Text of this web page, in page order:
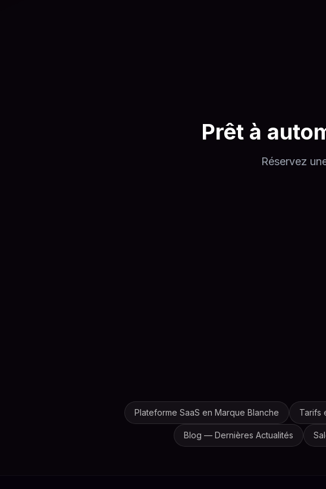
Prêt à
Réservez
Plateforme SaaS en Marque Blanche Tarifs
Blog — Dernières Actualités